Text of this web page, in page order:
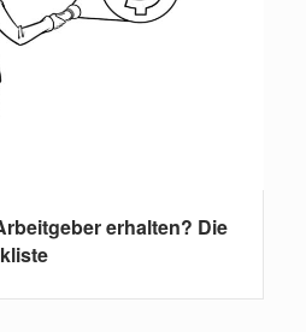
erhalten? Die